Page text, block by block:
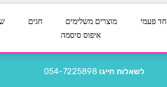
חד פעמי מוצרים משלימים חגים
איפוס סיסמה
לשאלות חייגו 054-7225898